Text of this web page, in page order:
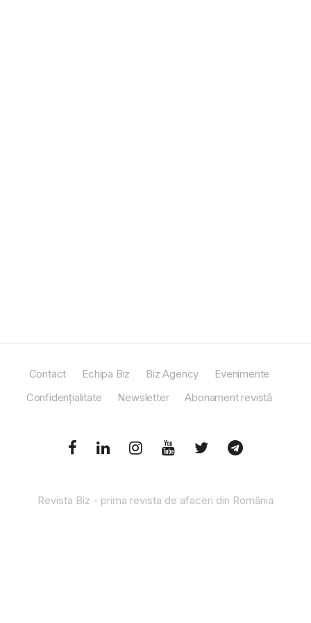
Contact Echipa Biz Biz Agency
Evenimente
Confidențialitate
Newsletter Abonament revistă
Revista Biz - prima revista de afaceri din România